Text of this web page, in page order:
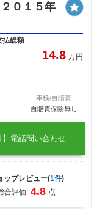
０１５年
払総額
14.8 万円
車検/自賠責
自賠責保険無し
】電話問い合わせ
ップレビュー(1件)
合評価: 4.8 点